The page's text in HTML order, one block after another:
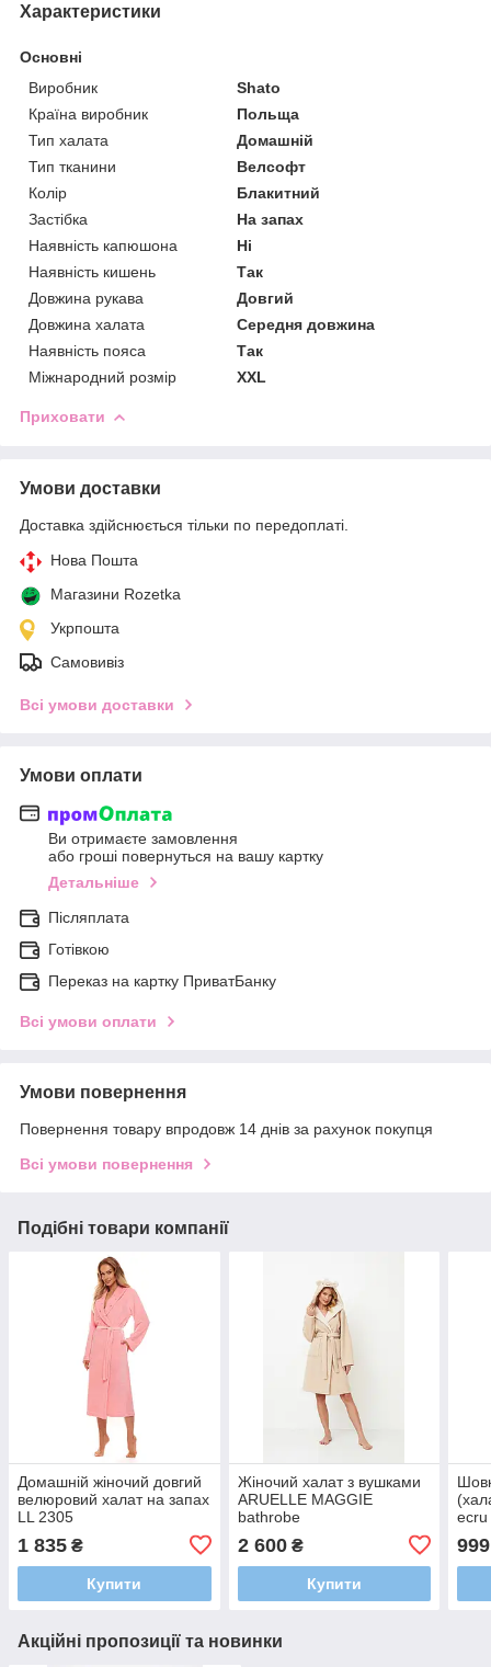
Характеристики
Основні
Виробник
Shato
Країна виробник
Польща
Тип халата
Домашній
Тип тканини
Велсофт
Колір
Блакитний
Застібка
На запах
Наявність капюшона
Ні
Наявність кишень
Так
Довжина рукава
Довгий
Довжина халата
Середня довжина
Наявність пояса
Так
Міжнародний розмір
XXL
Приховати
Умови доставки
Доставка здійснюється тільки по передоплаті.
Нова Пошта
Магазини Rozetka
Укрпошта
Самовивіз
Всі умови доставки
Умови оплати
Ви отримаєте замовлення
або гроші повернуться на вашу картку
Детальніше
Післяплата
Готівкою
Переказ на картку ПриватБанку
Всі умови оплати
Умови повернення
Повернення товару впродовж 14 днів за рахунок покупця
Всі умови повернення
Подібні товари компанії
Домашній жіночий довгий
велюровий халат на запах
LL 2305
1 835 ₴
Купити
Жіночий халат з вушками
ARUELLE MAGGIE
bathrobe
2 600₴
Купити
ecru
999
Акційні пропозиції та новинки